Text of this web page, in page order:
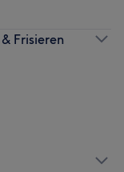
Frisieren